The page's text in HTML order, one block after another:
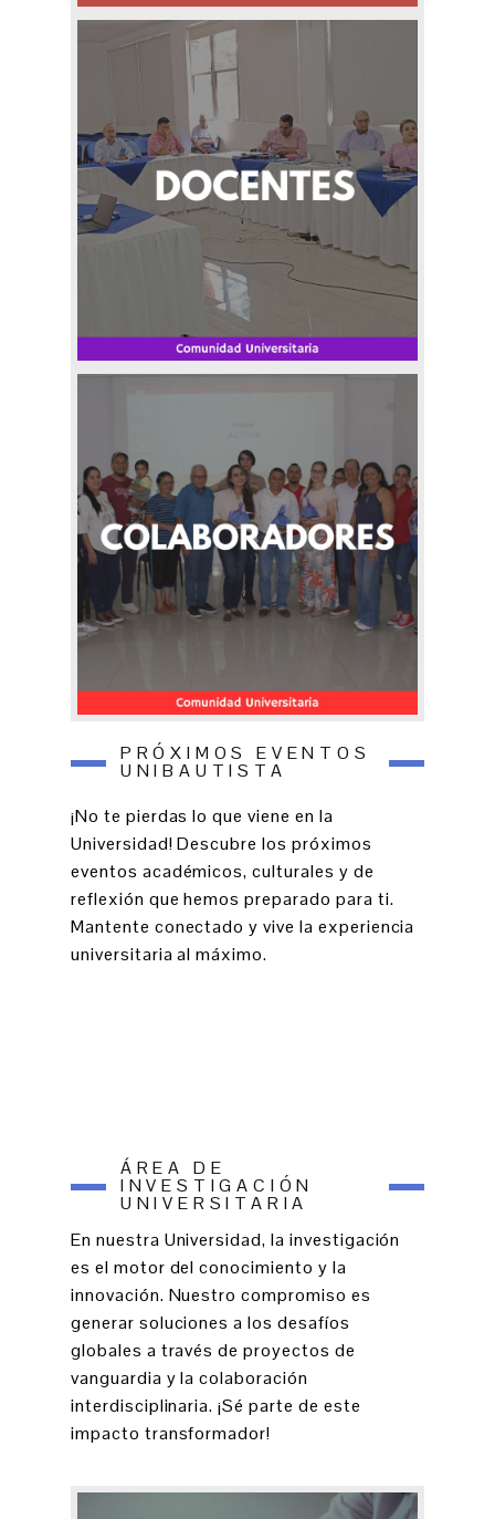
PRÓXIMOS EVENTOS
UNIBAUTISTA
¡No te pierdas lo que viene en la
Universidad! Descubre los próximos
eventos académicos, culturales y de
reflexión que hemos preparado para ti.
Mantente conectado y vive la experiencia
universitaria al máximo.
ÁREA DE
INVESTIGACIÓN
UNIVERSITARIA
En nuestra Universidad, la investigación
es el motor del conocimiento y la
innovación. Nuestro compromiso es
generar soluciones a los desafíos
globales a través de proyectos de
vanguardia y la colaboración
interdisciplinaria. ¡Sé parte de este
impacto transformador!